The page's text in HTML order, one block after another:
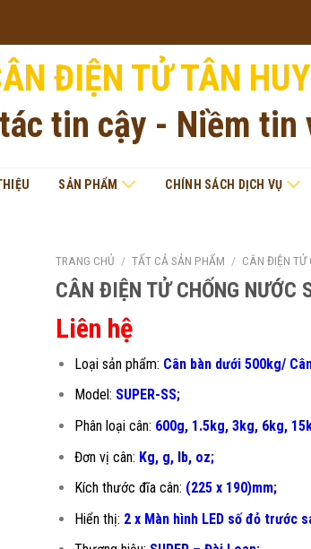
ĐIỆN TỬ TÂN
tin cậy - Niềm tin
SẢN PHẨM CHÍNH SÁCH DỊCH VỤ
TRANG CHỦ / TẤT CẢ SẢN PHẨM / CÂN ĐIỆN TỬ
CÂN ĐIỆN TỬ CHỐNG NƯỚC
Liên hệ
Loại sản phẩm: Cân bàn dưới 500kg/
Model: SUPER-SS;
Phân loại cân: 600g, 1.5kg, 3kg, 6kg,
Đơn vị cân: Kg, g, lb, oz;
Kích thước đĩa cân: (225 x 190)mm;
Hiển thị: 2 x Màn hình LED số đỏ trước